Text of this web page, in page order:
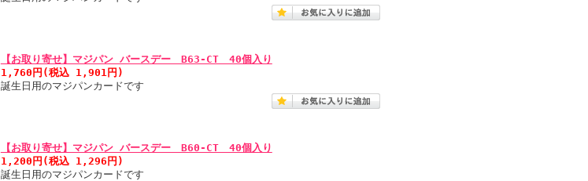
【お取り寄せ】マジパン バースデー B63-CT 40個入り
1,760円(税込 1,901円)
誕生日用のマジパンカードです
【お取り寄せ】マジパン バースデー B60-CT 40個入り
1,200円(税込 1,296円)
誕生日用のマジパンカードです